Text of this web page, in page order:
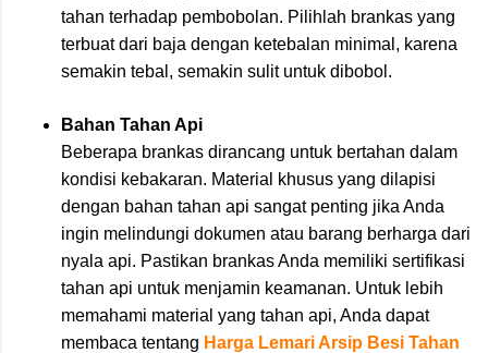
tahan terhadap pembobolan. Pilihlah brankas yang
terbuat dari baja dengan ketebalan minimal, karena
semakin tebal, semakin sulit untuk dibobol.
Bahan Tahan Api
Beberapa brankas dirancang untuk bertahan dalam
kondisi kebakaran. Material khusus yang dilapisi
dengan bahan tahan api sangat penting jika Anda
ingin melindungi dokumen atau barang berharga dari
nyala api. Pastikan brankas Anda memiliki sertifikasi
tahan api untuk menjamin keamanan. Untuk lebih
memahami material yang tahan api, Anda dapat
membaca tentang Harga Lemari Arsip Besi Tahan